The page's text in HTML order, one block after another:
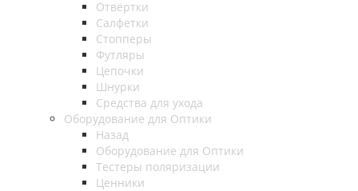
Отвёртки
Салфетки
Стопперы
Футляры
Цепочки
Шнурки
Средства для ухода
Оборудование для Оптики
Назад
Оборудование для Оптики
Тестеры поляризации
Ценники